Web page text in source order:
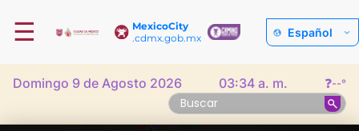
MexicoCity
.cdmx.gob.mx
☰ Español
Domingo 9 de Agosto 2026 03:34 a. m. ❓--°